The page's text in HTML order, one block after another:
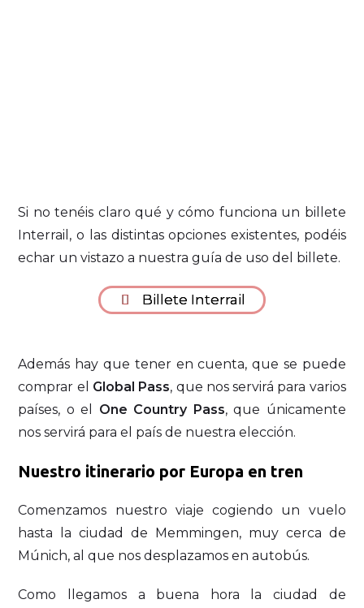
Si no tenéis claro qué y cómo funciona un billete
Interrail, o las distintas opciones existentes, podéis
echar un vistazo a nuestra guía de uso del billete.
Billete Interrail
Además hay que tener en cuenta, que se puede
comprar el Global Pass, que nos servirá para varios
países, o el One Country Pass, que únicamente
nos servirá para el país de nuestra elección.
Nuestro itinerario por Europa en tren
Comenzamos nuestro viaje cogiendo un vuelo
hasta la ciudad de Memmingen, muy cerca de
Múnich, al que nos desplazamos en autobús.
Como llegamos a buena hora la ciudad de